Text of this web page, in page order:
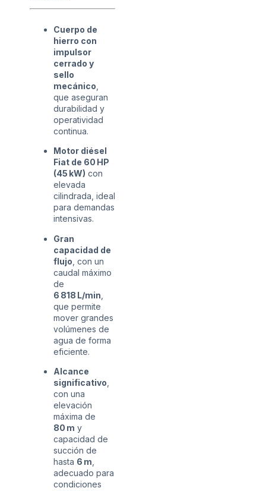
Cuerpo de
hierro con
impulsor
cerrado y
sello
mecánico
que aseguran
durabilidad y
operatividad
continua.
Motor diésel
Fiat de 60 HP
(45 kW) con
elevada
cilindrada, ideal
para demandas
intensivas.
Gran
capacidad de
flujo , con un
caudal máximo
de
6 818 L/min
que permite
mover grandes
volúmenes de
agua de forma
eficiente.
Alcance
significativo
con una
elevación
máxima de
80 m y
capacidad de
succión de
hasta 6 m
adecuado para
condiciones